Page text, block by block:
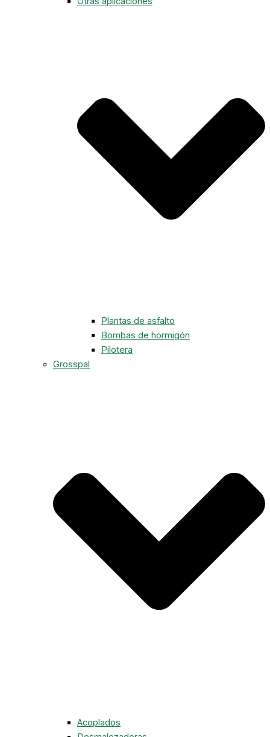
Plantas de asfalto
Bombas de hormigón
Pilotera
Grosspal
Acoplados